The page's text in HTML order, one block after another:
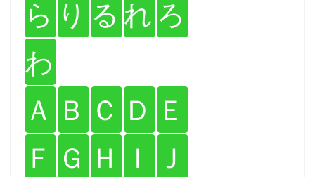
ら り る れ ろ
わ
Ａ Ｂ Ｃ Ｄ Ｅ
Ｆ Ｇ Ｈ Ｉ
Ｊ